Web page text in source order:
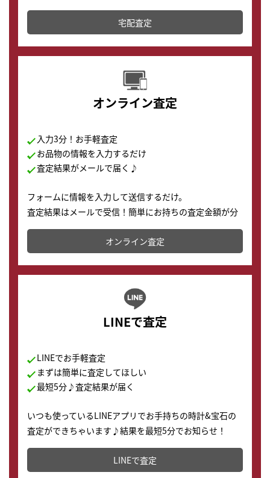
テムです。
配送でも簡単&安全に査定・買取に出すことが可能で
す。
宅配査定
オンライン査定
入力3分！お手軽査定
お品物の情報を入力するだけ
査定結果がメールで届く♪
フォームに情報を入力して送信するだけ。
査定結果はメールで受信！簡単にお持ちの査定金額が分
かります。
オンライン査定
LINEで査定
LINEでお手軽査定
まずは簡単に査定してほしい
最短5分♪査定結果が届く
いつも使っているLINEアプリでお手持ちの時計&宝石の
査定ができちゃいます♪結果を最短5分でお知らせ！
どこからでもすぐに査定金額を知ることが出来ます。
LINEで査定